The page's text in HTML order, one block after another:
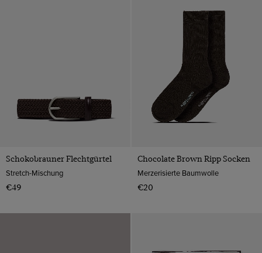
Schokobrauner Flechtgürtel
Stretch-Mischung
€49
Chocolate Brown Ripp Socken
Merzerisierte Baumwolle
€20